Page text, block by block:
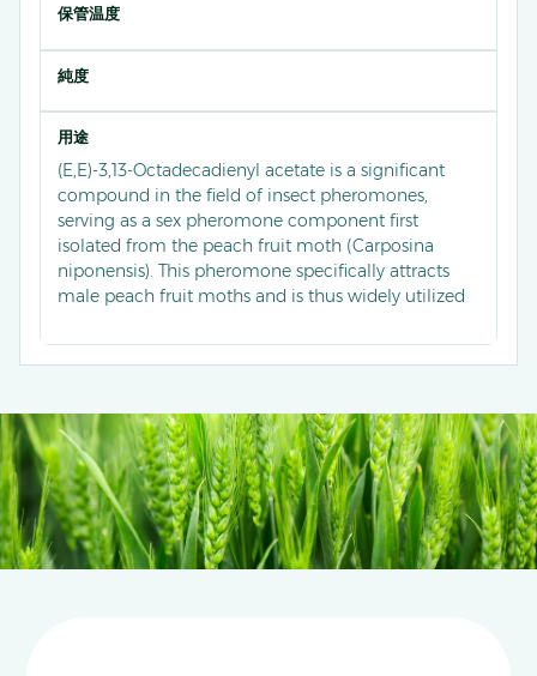
保管温度
純度
用途
(E,E)-3,13-Octadecadienyl acetate is a significant
compound in the field of insect pheromones,
serving as a sex pheromone component first
isolated from the peach fruit moth (Carposina
niponensis). This pheromone specifically attracts
male peach fruit moths and is thus widely utilized
By formulating this compound into a pheromone
lure, it can effectively trap and disrupt the mating
population and protecting crops, especially apples
and pears. It is an environmentally friendly and
highly effective tool for pest management.